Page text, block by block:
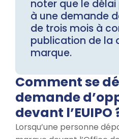
noter que le délai
à une demande
de trois mois à
publication de la
marque.
Comment se
demande
devant l’EUIPO
Lorsqu’une personne